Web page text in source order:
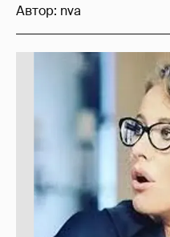
Автор: nva